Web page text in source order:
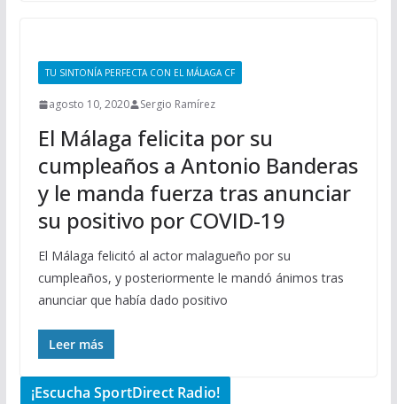
TU SINTONÍA PERFECTA CON EL MÁLAGA CF
agosto 10, 2020 Sergio Ramírez
El Málaga felicita por su
cumpleaños a Antonio Banderas
y le manda fuerza tras anunciar
su positivo por COVID-19
El Málaga felicitó al actor malagueño por su
cumpleaños, y posteriormente le mandó ánimos tras
anunciar que había dado positivo
Leer más
¡Escucha SportDirect Radio!